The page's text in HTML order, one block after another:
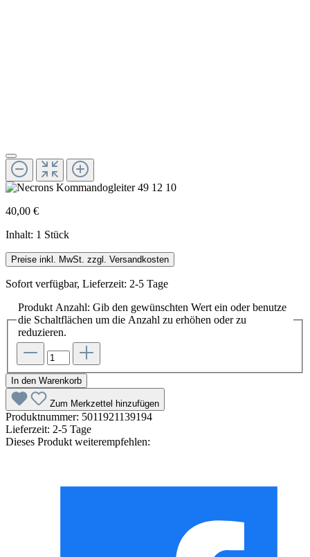
40,00 €
Inhalt: 1 Stück
Preise inkl. MwSt. zzgl. Versandkosten
Sofort verfügbar, Lieferzeit: 2-5 Tage
Produkt Anzahl: Gib den gewünschten Wert ein oder benutze
die Schaltflächen um die Anzahl zu erhöhen oder zu
reduzieren.
In den Warenkorb
Zum Merkzettel hinzufügen
Produktnummer: 5011921139194
Lieferzeit: 2-5 Tage
Dieses Produkt weiterempfehlen: